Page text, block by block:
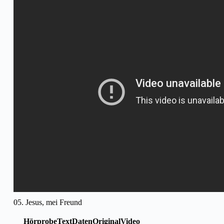
05. Jesus, mei Freund
HörprobeTextDatenOriginalVideo